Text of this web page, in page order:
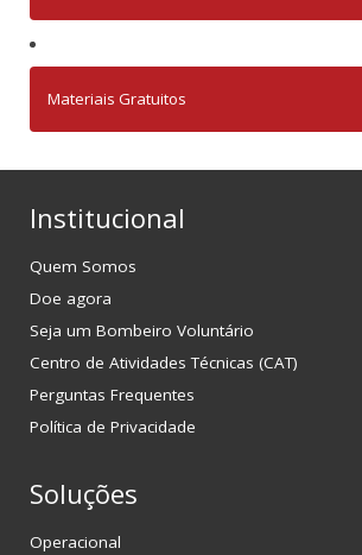
Materiais Gratuitos
Institucional
Quem Somos
Doe agora
Seja um Bombeiro Voluntário
Centro de Atividades Técnicas (CAT)
Perguntas Frequentes
Política de Privacidade
Soluções
Operacional